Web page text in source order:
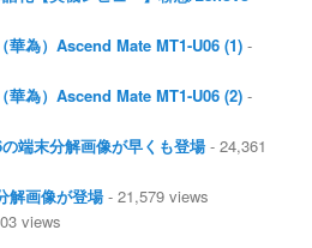
華為）Ascend Mate MT1-U06 (1) -
華為）Ascend Mate MT1-U06 (2) -
端末分解画像が早くも登場- 24,361
解画像が登場- 21,579 views
views